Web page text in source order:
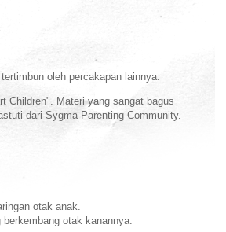
oleh percakapan lainnya.
Children". Materi yang sangat bagus
dari Sygma Parenting Community.
otak anak.
otak kanannya.